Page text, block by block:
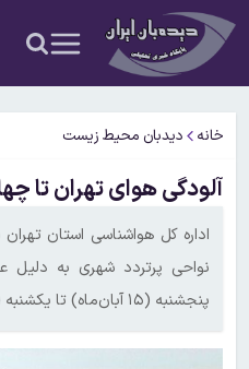
خانه دیدبان محیط زیست
آلودگی هوای تهران تا
اداره کل هواشناسی استان
نواحی پرتردد شهری به دلیل
پنجشنبه (۱۵ آبان‌ماه) تا یکشنبه (۱۸ آبان‌ماه) هشدار داد.